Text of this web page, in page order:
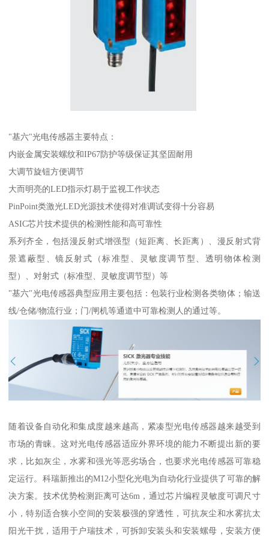
"基六"光电传感器主要特点：
内嵌金属安装螺纹和IP67防护等级保证其坚固耐用
大调节旋钮方便调节
大而明亮的LED指示灯易于监视工作状态
PinPoint类激光LED光源技术使得对准调试变得十分容易
ASIC芯片技术提供的检测性能和高可靠性
系列齐全，包括漫反射式增强型（短距离、长距离）、漫反射式背
景遮蔽型、镜反射式（标准型、灵敏度调节型、透明物体检测
型）、对射式（标准型、灵敏度调节型）等
"基六"光电传感器典型应用主要包括：包装行业检测各类物体；输送
线/仓储/物流行业；门/闸机等通道中可靠检测人的通过等。
随着设备自动化和集成度越来越高，紧凑型光电传感器越来越受到
市场的青睐。这对光电传感器适应外界环境的能力不断提出新的要
求，比如灰尘，水雾和强光等恶劣场合，也要求光电传感器可靠稳
定运行。科瑞新推出的M12小型化光电为自动化行业提供了可靠的解
决方案。技术优势检测距离可达6m，通过芯片编程灵敏度可调尺寸
小，特别适合狭小空间的安装极强的穿透性，可抗灰尘和水雾抗太
阳光干扰，适用于户瑞技术，可拆卸安装头和安装螺母，安装方便